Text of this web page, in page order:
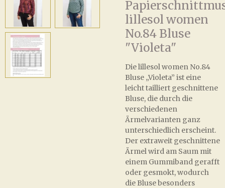
lillesol women
No.84 Bluse
"Violeta"
Die lillesol women No.84
Bluse „Violeta” ist eine
leicht tailliert geschnittene
Bluse, die durch die
verschiedenen
Ärmelvarianten ganz
unterschiedlich erscheint.
Der extraweit geschnittene
Ärmel wird am Saum mit
einem Gummiband gerafft
oder gesmokt, wodurch
die Bluse besonders